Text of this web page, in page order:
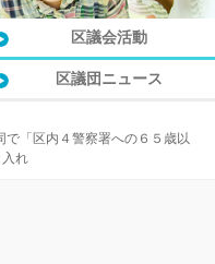
区議会活動
区議団ニュース
で「区内４警察署への６５歳以
れ